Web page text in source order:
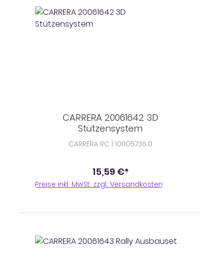
CARRERA 20061642 3D
Stützensystem
CARRERA RC | 10005736;0
15,59 €*
Preise inkl. MwSt. zzgl. Versandkosten